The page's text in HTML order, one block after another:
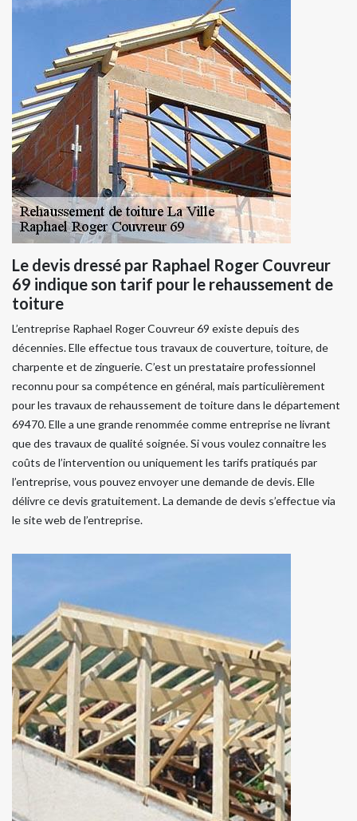
Le devis dressé par Raphael Roger Couvreur
69 indique son tarif pour le rehaussement de
toiture
L’entreprise Raphael Roger Couvreur 69 existe depuis des
décennies. Elle effectue tous travaux de couverture, toiture, de
charpente et de zinguerie. C’est un prestataire professionnel
reconnu pour sa compétence en général, mais particulièrement
pour les travaux de rehaussement de toiture dans le département
69470. Elle a une grande renommée comme entreprise ne livrant
que des travaux de qualité soignée. Si vous voulez connaitre les
coûts de l’intervention ou uniquement les tarifs pratiqués par
l’entreprise, vous pouvez envoyer une demande de devis. Elle
délivre ce devis gratuitement. La demande de devis s’effectue via
le site web de l’entreprise.